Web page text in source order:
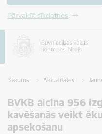
Pārvaldīt sīkdatnes
Sākums Aktualitātes
BVKB aicina 956
kavēšanās veikt
apsekošanu